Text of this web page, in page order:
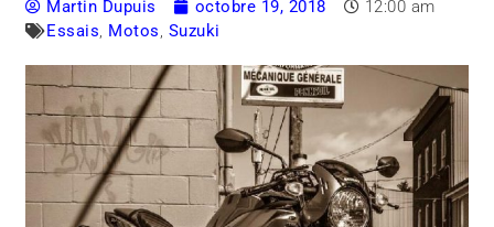
Martin Dupuis octobre 19, 2018
12:00 am
Essais, Motos, Suzuki